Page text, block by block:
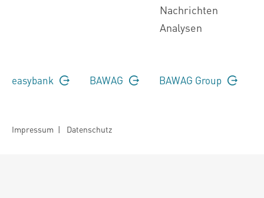
Nachrichten
Analysen
easybank BAWAG BAWAG Group
Impressum | Datenschutz